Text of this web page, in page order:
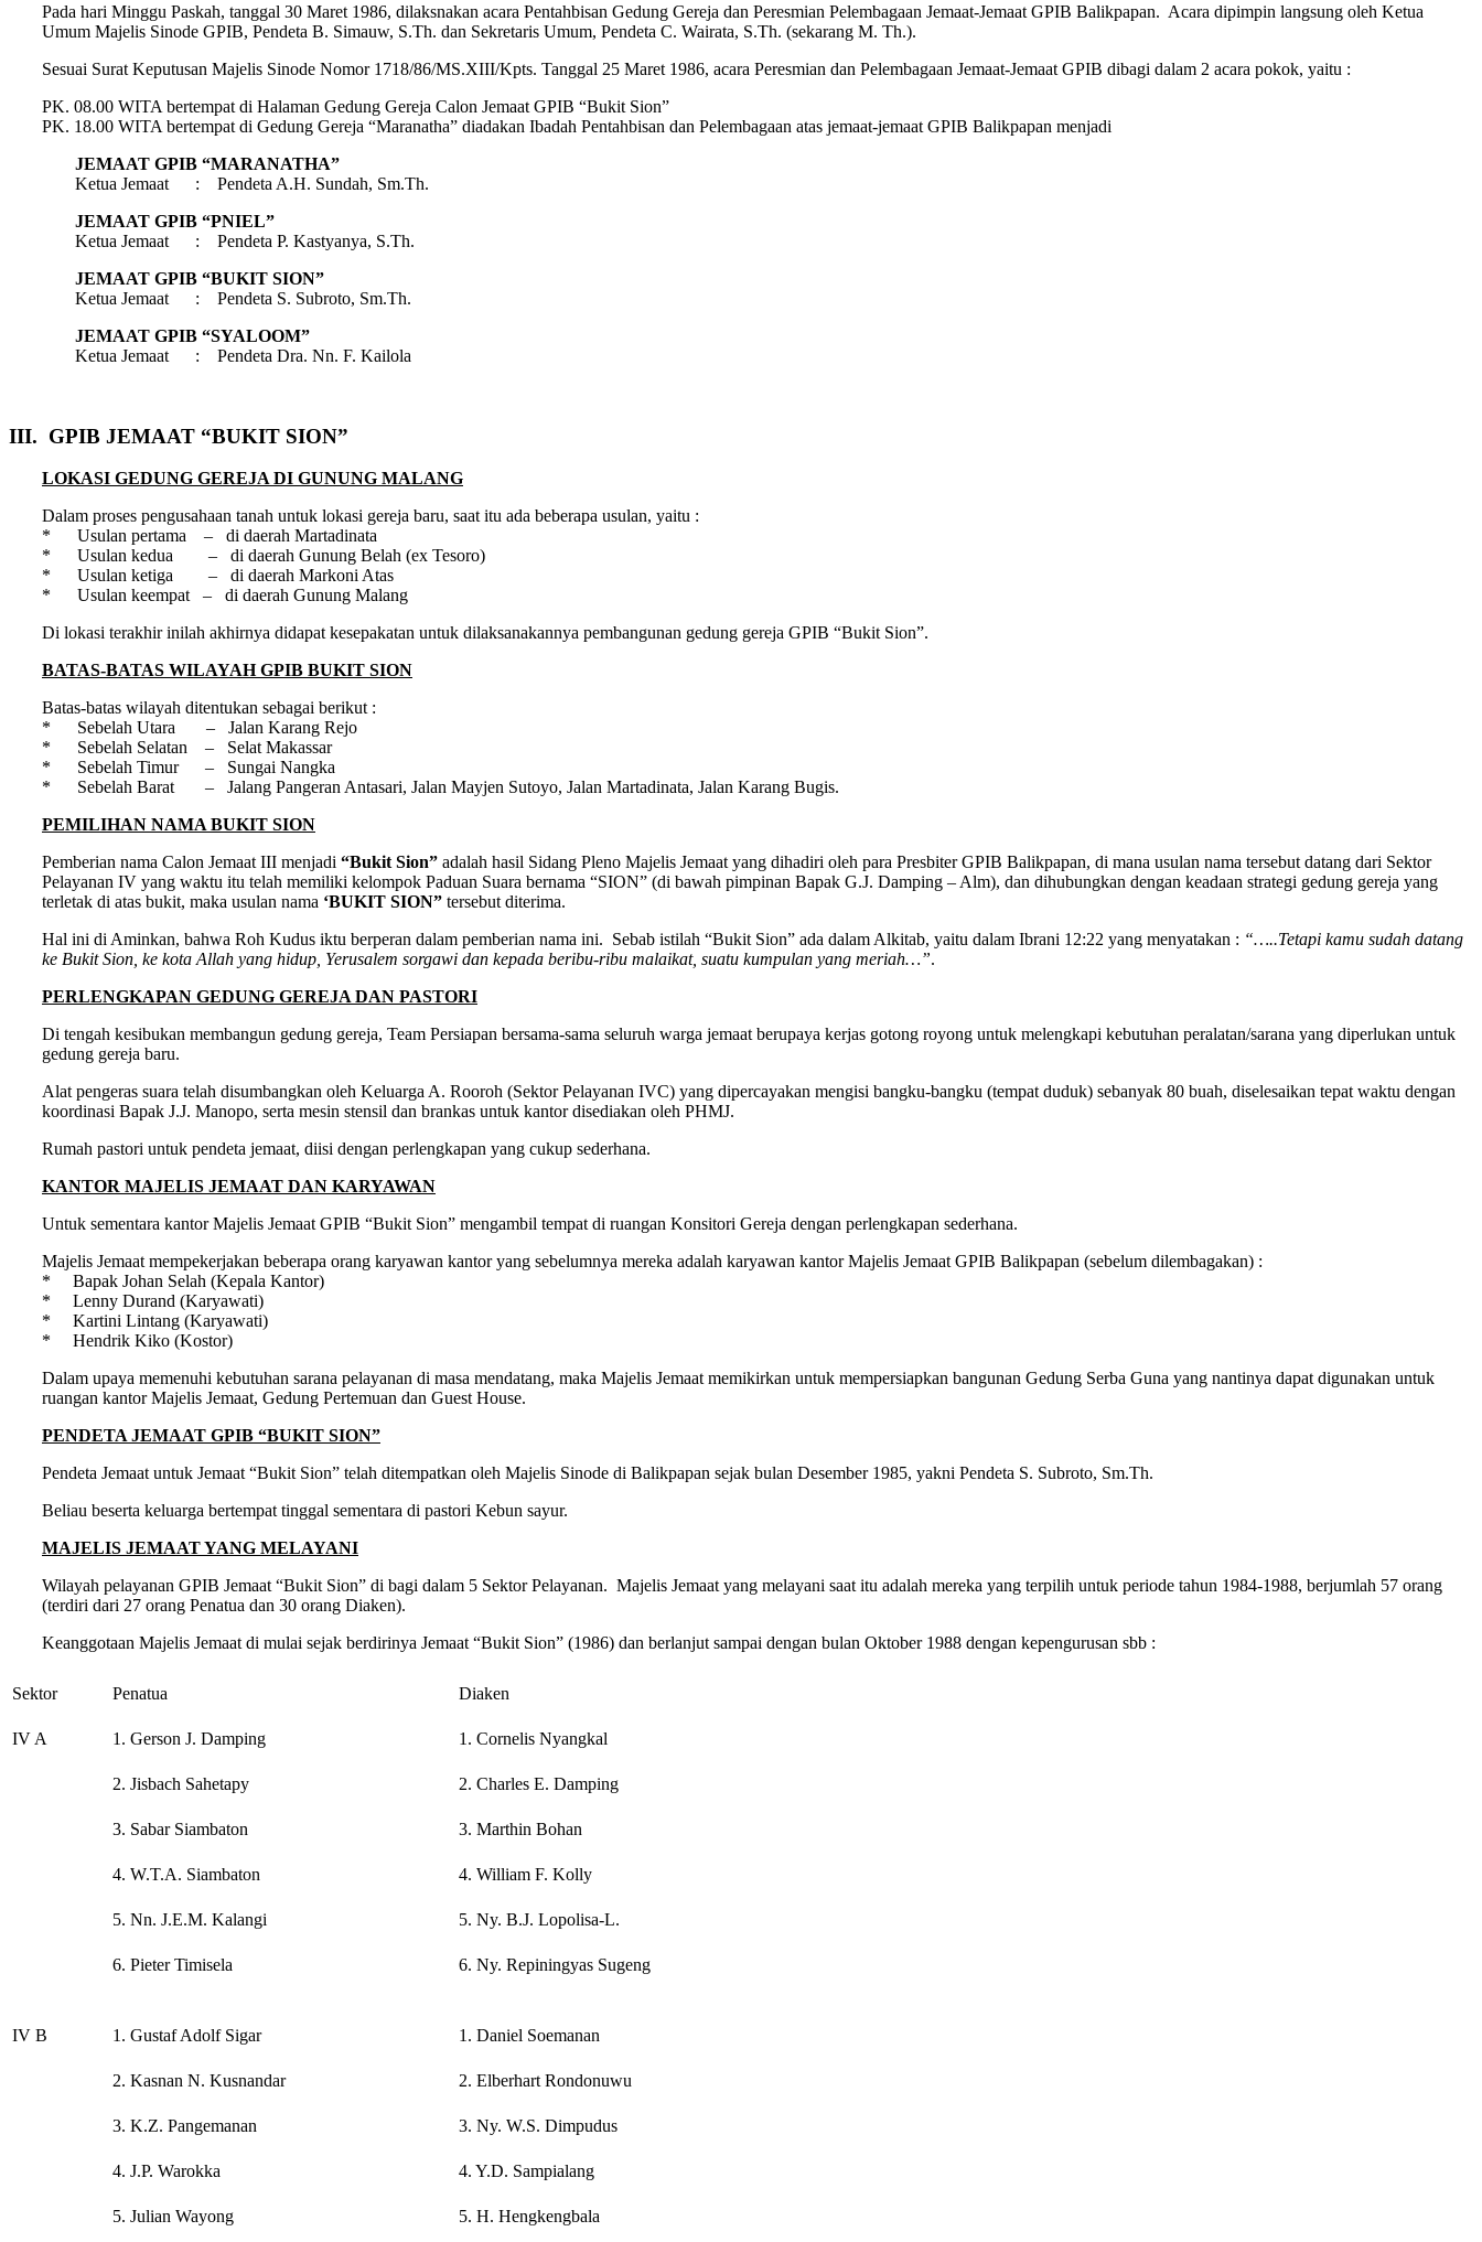
Pada hari Minggu Paskah, tanggal 30 Maret 1986, dilaksnakan acara Pentahbisan Gedung Gereja dan Peresmian Pelembagaan Jemaat-Jemaat GPIB Balikpapan. Acara dipimpin langsung oleh Ketua
Umum Majelis Sinode GPIB, Pendeta B. Simauw, S.Th. dan Sekretaris Umum, Pendeta C. Wairata, S.Th. (sekarang M. Th.).
Sesuai Surat Keputusan Majelis Sinode Nomor 1718/86/MS.XIII/Kpts. Tanggal 25 Maret 1986, acara Peresmian dan Pelembagaan Jemaat-Jemaat GPIB dibagi dalam 2 acara pokok, yaitu :
PK. 08.00 WITA bertempat di Halaman Gedung Gereja Calon Jemaat GPIB “Bukit Sion”
PK. 18.00 WITA bertempat di Gedung Gereja “Maranatha” diadakan Ibadah Pentahbisan dan Pelembagaan atas jemaat-jemaat GPIB Balikpapan menjadi
JEMAAT GPIB “MARANATHA”
Ketua Jemaat : Pendeta A.H. Sundah, Sm.Th.
JEMAAT GPIB “PNIEL”
Ketua Jemaat : Pendeta P. Kastyanya, S.Th.
JEMAAT GPIB “BUKIT SION”
Ketua Jemaat : Pendeta S. Subroto, Sm.Th.
JEMAAT GPIB “SYALOOM”
Ketua Jemaat : Pendeta Dra. Nn. F. Kailola
III. GPIB JEMAAT “BUKIT SION”
LOKASI GEDUNG GEREJA DI GUNUNG MALANG
Dalam proses pengusahaan tanah untuk lokasi gereja baru, saat itu ada beberapa usulan, yaitu :
* Usulan pertama – di daerah Martadinata
* Usulan kedua – di daerah Gunung Belah (ex Tesoro)
* Usulan ketiga – di daerah Markoni Atas
* Usulan keempat – di daerah Gunung Malang
Di lokasi terakhir inilah akhirnya didapat kesepakatan untuk dilaksanakannya pembangunan gedung gereja GPIB “Bukit Sion”.
BATAS-BATAS WILAYAH GPIB BUKIT SION
Batas-batas wilayah ditentukan sebagai berikut :
* Sebelah Utara – Jalan Karang Rejo
* Sebelah Selatan – Selat Makassar
* Sebelah Timur – Sungai Nangka
* Sebelah Barat – Jalang Pangeran Antasari, Jalan Mayjen Sutoyo, Jalan Martadinata, Jalan Karang Bugis.
PEMILIHAN NAMA BUKIT SION
Pemberian nama Calon Jemaat III menjadi “Bukit Sion” adalah hasil Sidang Pleno Majelis Jemaat yang dihadiri oleh para Presbiter GPIB Balikpapan, di mana usulan nama tersebut datang dari Sektor
Pelayanan IV yang waktu itu telah memiliki kelompok Paduan Suara bernama “SION” (di bawah pimpinan Bapak G.J. Damping – Alm), dan dihubungkan dengan keadaan strategi gedung gereja yang
terletak di atas bukit, maka usulan nama ‘BUKIT SION” tersebut diterima.
Hal ini di Aminkan, bahwa Roh Kudus iktu berperan dalam pemberian nama ini. Sebab istilah “Bukit Sion” ada dalam Alkitab, yaitu dalam Ibrani 12:22 yang menyatakan : “…..Tetapi kamu sudah datang
ke Bukit Sion, ke kota Allah yang hidup, Yerusalem sorgawi dan kepada beribu-ribu malaikat, suatu kumpulan yang meriah…”.
PERLENGKAPAN GEDUNG GEREJA DAN PASTORI
Di tengah kesibukan membangun gedung gereja, Team Persiapan bersama-sama seluruh warga jemaat berupaya kerjas gotong royong untuk melengkapi kebutuhan peralatan/sarana yang diperlukan untuk
gedung gereja baru.
Alat pengeras suara telah disumbangkan oleh Keluarga A. Rooroh (Sektor Pelayanan IVC) yang dipercayakan mengisi bangku-bangku (tempat duduk) sebanyak 80 buah, diselesaikan tepat waktu dengan
koordinasi Bapak J.J. Manopo, serta mesin stensil dan brankas untuk kantor disediakan oleh PHMJ.
Rumah pastori untuk pendeta jemaat, diisi dengan perlengkapan yang cukup sederhana.
KANTOR MAJELIS JEMAAT DAN KARYAWAN
Untuk sementara kantor Majelis Jemaat GPIB “Bukit Sion” mengambil tempat di ruangan Konsitori Gereja dengan perlengkapan sederhana.
Majelis Jemaat mempekerjakan beberapa orang karyawan kantor yang sebelumnya mereka adalah karyawan kantor Majelis Jemaat GPIB Balikpapan (sebelum dilembagakan) :
* Bapak Johan Selah (Kepala Kantor)
* Lenny Durand (Karyawati)
* Kartini Lintang (Karyawati)
* Hendrik Kiko (Kostor)
Dalam upaya memenuhi kebutuhan sarana pelayanan di masa mendatang, maka Majelis Jemaat memikirkan untuk mempersiapkan bangunan Gedung Serba Guna yang nantinya dapat digunakan untuk
ruangan kantor Majelis Jemaat, Gedung Pertemuan dan Guest House.
PENDETA JEMAAT GPIB “BUKIT SION”
Pendeta Jemaat untuk Jemaat “Bukit Sion” telah ditempatkan oleh Majelis Sinode di Balikpapan sejak bulan Desember 1985, yakni Pendeta S. Subroto, Sm.Th.
Beliau beserta keluarga bertempat tinggal sementara di pastori Kebun sayur.
MAJELIS JEMAAT YANG MELAYANI
Wilayah pelayanan GPIB Jemaat “Bukit Sion” di bagi dalam 5 Sektor Pelayanan. Majelis Jemaat yang melayani saat itu adalah mereka yang terpilih untuk periode tahun 1984-1988, berjumlah 57 orang
(terdiri dari 27 orang Penatua dan 30 orang Diaken).
Keanggotaan Majelis Jemaat di mulai sejak berdirinya Jemaat “Bukit Sion” (1986) dan berlanjut sampai dengan bulan Oktober 1988 dengan kepengurusan sbb :
Sektor Penatua Diaken
IV A 1. Gerson J. Damping 1. Cornelis Nyangkal
2. Jisbach Sahetapy 2. Charles E. Damping
3. Sabar Siambaton 3. Marthin Bohan
4. W.T.A. Siambaton 4. William F. Kolly
5. Nn. J.E.M. Kalangi 5. Ny. B.J. Lopolisa-L.
6. Pieter Timisela 6. Ny. Repiningyas Sugeng
IV B 1. Gustaf Adolf Sigar 1. Daniel Soemanan
2. Kasnan N. Kusnandar 2. Elberhart Rondonuwu
3. K.Z. Pangemanan 3. Ny. W.S. Dimpudus
4. J.P. Warokka 4. Y.D. Sampialang
5. Julian Wayong 5. H. Hengkengbala